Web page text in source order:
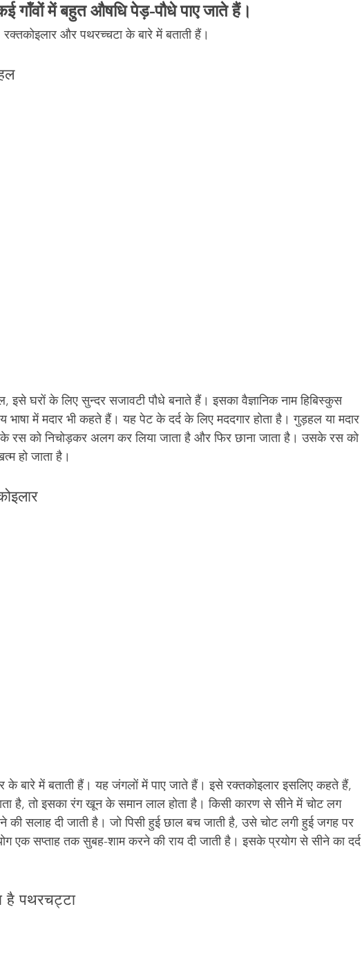
गॉंवों में बहुत औषधि पेड़-पौधे पाए जाते हैं।
और पथरच्चटा के बारे में बताती हैं।
घरों के लिए सुन्दर सजावटी पौधे बनाते हैं। इसका वैज्ञानिक नाम हिबिस्कुस
भाषा में मदार भी कहते हैं। यह पेट के दर्द के लिए मददगार होता है। गुड़हल या मदार
रस को निचोड़कर अलग कर लिया जाता है और फिर छाना जाता है। उसके रस को
हो जाता है।
के बारे में बताती हैं। यह जंगलों में पाए जाते हैं। इसे रक्तकोइलार इसलिए कहते हैं,
है, तो इसका रंग खून के समान लाल होता है। किसी कारण से सीने में चोट लग
की सलाह दी जाती है। जो पिसी हुई छाल बच जाती है, उसे चोट लगी हुई जगह पर
एक सप्ताह तक सुबह-शाम करने की राय दी जाती है। इसके प्रयोग से सीने का दर्द
है पथरचट्टा